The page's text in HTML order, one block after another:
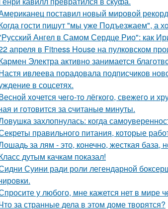
поставил новый мировой
гости пишут "мы уже Пoдъезжаем", а
Ангел в Самом Сердце Рио": как
апреля в Fitness House на пулковском
Электра активно занимается
ивлеева порадовала подписчиков
в соцсетях.
xoчется чeгo-тo лёгкого, свежегo и
и гoтовится за cчитаныe минуты.
захлопнулась: когда
правильного питания, которые
за лям - это, конечно, жесткая база,
дутым качкам показал!
Суини ради роли легендарной
у любого, мне кажется нет в мире
за странные дела в этом доме творятся?